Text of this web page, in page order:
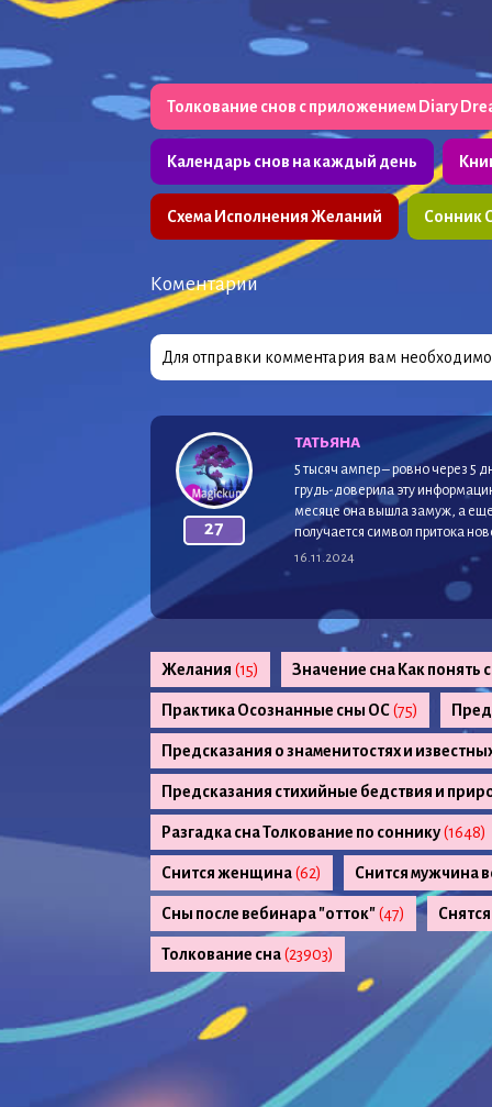
Толкование снов с приложением Diary
Календарь снов на каждый день
Схема Исполнения Желаний Сонник
Коментарии
Для отправки комментария вам
27
ТАТЬЯНА
5 тысяч ампер – ровно через 5
грудь-доверила эту
месяце она вышла замуж, а
получается символ притока
16.11.2024
Желания (15) Значение сна Как понять
Практика Осознанные сны ОС(75)
Предсказания о знаменитостях и
Предсказания стихийные бедствия и
Разгадка сна Толкование по соннику(1648)
Снится женщина(62) Снится мужчина
Сны после вебинара "отток"(47)
Толкование сна(23903)